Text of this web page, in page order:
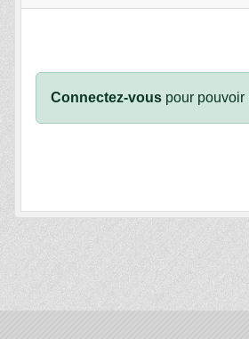
Connectez-vous pour pouvoir